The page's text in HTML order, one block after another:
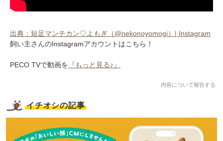
出典：短足マンチカン♡よもぎ（@nekonoyomogi）| Instagram
飼い主さんのInstagramアカウントはこちら！
PECO TVで動画を 『もっと見る♪』
内容について報告する
イチオシの記事